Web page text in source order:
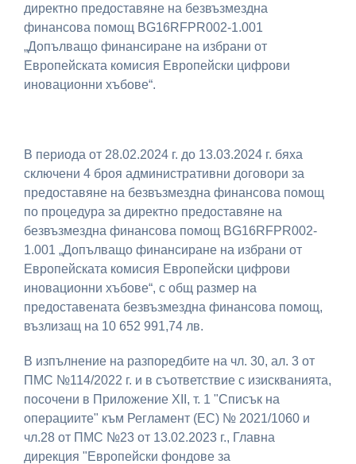
директно предоставяне на безвъзмездна
финансова помощ BG16RFPR002-1.001
„Допълващо финансиране на избрани от
Европейската комисия Европейски цифрови
иновационни хъбове“.
В периода от 28.02.2024 г. до 13.03.2024 г. бяха
сключени 4 броя административни договори за
предоставяне на безвъзмездна финансова помощ
по процедура за директно предоставяне на
безвъзмездна финансова помощ BG16RFPR002-
1.001 „Допълващо финансиране на избрани от
Европейската комисия Европейски цифрови
иновационни хъбове“, с общ размер на
предоставената безвъзмездна финансова помощ,
възлизащ на 10 652 991,74 лв.
В изпълнение на разпоредбите на чл. 30, ал. 3 от
ПМС №114/2022 г. и в съответствие с изискванията,
посочени в Приложение XII, т. 1 "Списък на
операциите" към Регламент (ЕС) № 2021/1060 и
чл.28 от ПМС №23 от 13.02.2023 г., Главна
дирекция "Европейски фондове за